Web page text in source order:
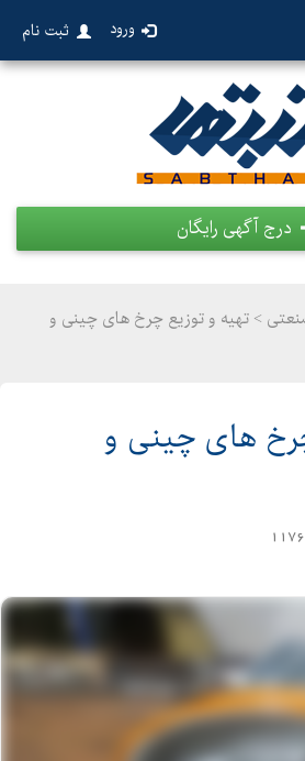
ورود ثبت نام
درج آگهی رایگان
> تهیه و توزیع چرخ های چینی و
های چینی و